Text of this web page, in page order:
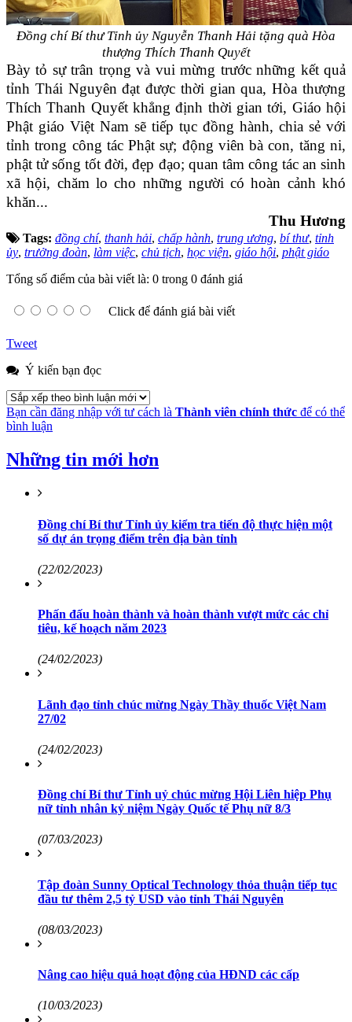
Đồng chí Bí thư Tỉnh ủy Nguyễn Thanh Hải tặng quà Hòa
thượng Thích Thanh Quyết
Bày tỏ sự trân trọng và vui mừng trước những kết quả
tỉnh Thái Nguyên đạt được thời gian qua, Hòa thượng
Thích Thanh Quyết khẳng định thời gian tới, Giáo hội
Phật giáo Việt Nam sẽ tiếp tục đồng hành, chia sẻ với
tỉnh trong công tác Phật sự; động viên bà con, tăng ni,
phật tử sống tốt đời, đẹp đạo; quan tâm công tác an sinh
xã hội, chăm lo cho những người có hoàn cảnh khó
khăn...
Thu Hương
Tags: đồng chí, thanh hải, chấp hành, trung ương, bí thư, tỉnh
ủy, trưởng đoàn, làm việc, chủ tịch, học viện, giáo hội, phật giáo
Tổng số điểm của bài viết là: 0 trong 0 đánh giá
Click để đánh giá bài viết
Tweet
Ý kiến bạn đọc
Bạn cần đăng nhập với tư cách là Thành viên chính thức để có thể
bình luận
Những tin mới hơn
Đồng chí Bí thư Tỉnh ủy kiểm tra tiến độ thực hiện một
số dự án trọng điểm trên địa bàn tỉnh
(22/02/2023)
Phấn đấu hoàn thành và hoàn thành vượt mức các chỉ
tiêu, kế hoạch năm 2023
(24/02/2023)
Lãnh đạo tỉnh chúc mừng Ngày Thầy thuốc Việt Nam
27/02
(24/02/2023)
Đồng chí Bí thư Tỉnh uỷ chúc mừng Hội Liên hiệp Phụ
nữ tỉnh nhân kỷ niệm Ngày Quốc tế Phụ nữ 8/3
(07/03/2023)
Tập đoàn Sunny Optical Technology thỏa thuận tiếp tục
đầu tư thêm 2,5 tỷ USD vào tỉnh Thái Nguyên
(08/03/2023)
Nâng cao hiệu quả hoạt động của HĐND các cấp
(10/03/2023)